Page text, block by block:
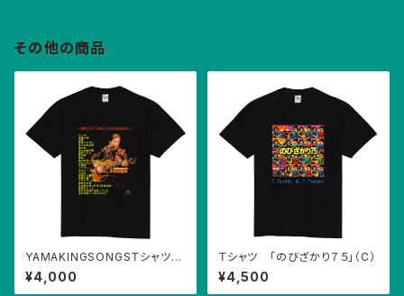
その他の商品
YAMAKINGSONGSＴシャツ
B
¥4,000
Ｔシャツ 「のびざかり７５」（C）
¥4,500